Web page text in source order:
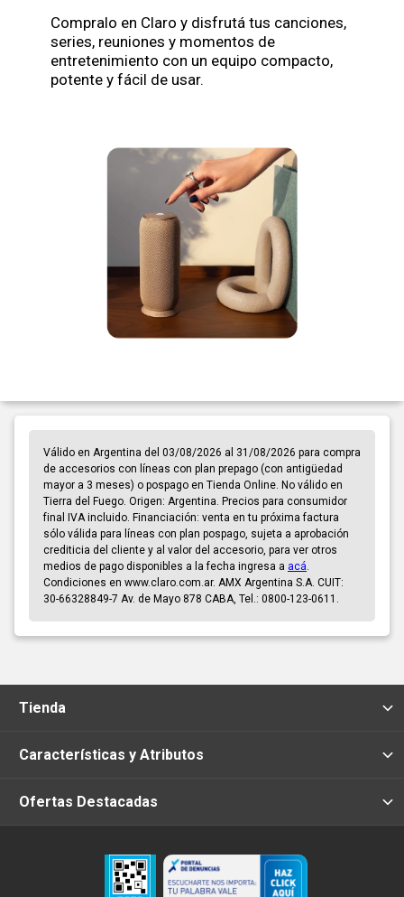
Compralo en Claro y disfrutá tus canciones,
series, reuniones y momentos de
entretenimiento con un equipo compacto,
potente y fácil de usar.
Válido en Argentina del 03/08/2026 al 31/08/2026 para compra
de accesorios con líneas con plan prepago (con antigüedad
mayor a 3 meses) o pospago en Tienda Online. No válido en
Tierra del Fuego. Origen: Argentina. Precios para consumidor
final IVA incluido. Financiación: venta en tu próxima factura
sólo válida para líneas con plan pospago, sujeta a aprobación
crediticia del cliente y al valor del accesorio, para ver otros
medios de pago disponibles a la fecha ingresa a acá
Condiciones en www.claro.com.ar. AMX Argentina S.A. CUIT:
30-66328849-7 Av. de Mayo 878 CABA, Tel.: 0800-123-0611.
Tienda
Características y Atributos
Ofertas Destacadas